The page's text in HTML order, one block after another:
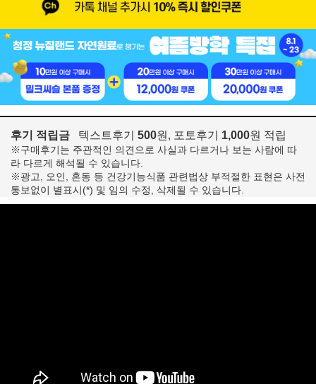
후기 적립금 텍스트후기 500원, 포토후기 1,000원 적립
※구매후기는 주관적인 의견으로 사실과 다르거나 보는 사람에 따
라 다르게 해석될 수 있습니다.
※광고, 오인, 혼동 등 건강기능식품 관련법상 부적절한 표현은 사전
통보없이 별표시(*) 및 임의 수정, 삭제될 수 있습니다.